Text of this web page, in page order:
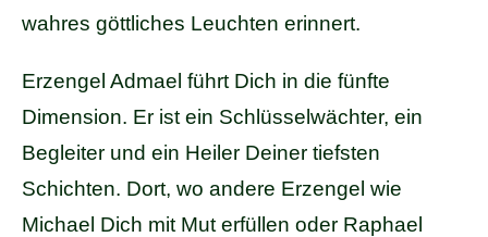
wahres göttliches Leuchten erinnert.
Erzengel Admael führt Dich in die fünfte
Dimension. Er ist ein Schlüsselwächter, ein
Begleiter und ein Heiler Deiner tiefsten
Schichten. Dort, wo andere Erzengel wie
Michael Dich mit Mut erfüllen oder Raphael